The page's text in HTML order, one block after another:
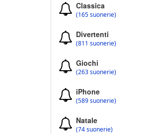
Classica
(165 suonerie)
Divertenti
(811 suonerie)
Giochi
(263 suonerie)
iPhone
(589 suonerie)
Natale
(74 suonerie)